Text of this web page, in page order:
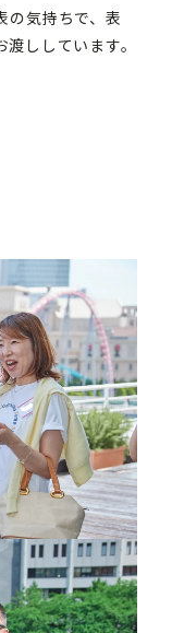
の気持ちで、表
ししています。